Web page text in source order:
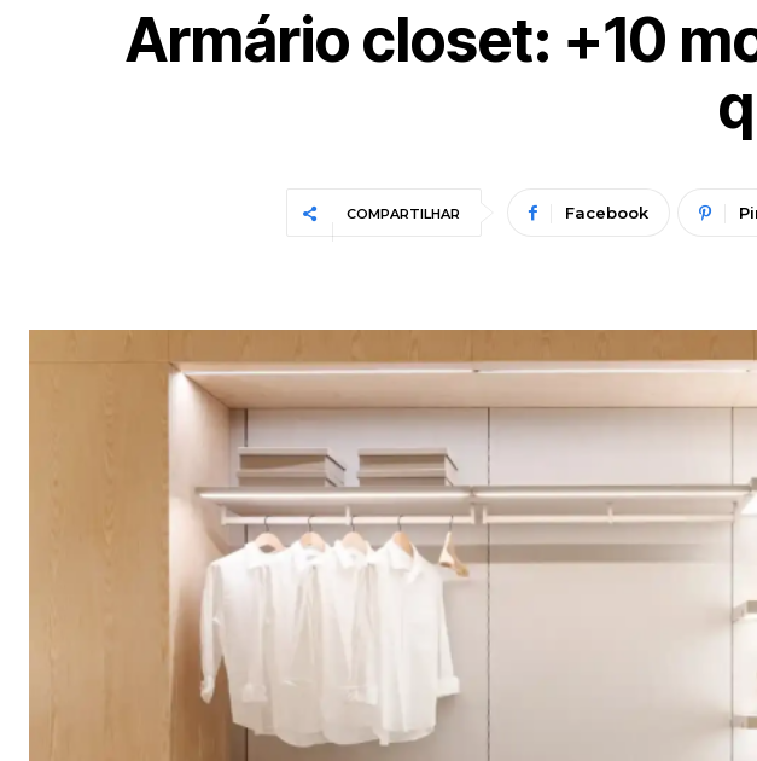
Armário closet: +10
COMPARTILHAR Facebook